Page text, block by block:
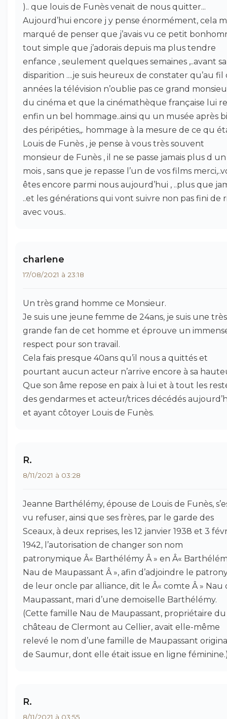
).. que louis de Funès venait de nous quitter...
Aujourd’hui encore j y pense énormément, cela
marqué de penser que j’avais vu ce petit
tout simple que j’adorais depuis ma plus tendre
enfance , seulement quelques semaines ,..avant sa
disparition ....je suis heureux de constater qu’au fil
années la télévision n’oublie pas ce grand
du cinéma et que la cinémathèque française lui
enfin un bel hommage..ainsi qu un musée après
des péripéties,,. hommage à la mesure de ce qu
Louis de Funès , je pense à vous très souvent
monsieur de Funès , il ne se passe jamais plus d un
mois , sans que je repasse l’un de vos films
êtes encore parmi nous aujourd’hui , ..plus que
..et les générations qui vont suivre non pas fini de
avec vous..
charlene
17/08/2021 à 23:18
Un très grand homme ce Monsieur.
Je suis une jeune femme de 24ans, je suis une très
grande fan de cet homme et éprouve un
respect pour son travail.
Cela fais presque 40ans qu’il nous a quittés et
pourtant aucun acteur n’arrive encore à sa
Que son âme repose en paix à lui et à tout les
des gendarmes et acteur/trices décédés
et ayant côtoyer Louis de Funès.
R.
8/11/2021 à 03:28
Jeanne Barthélémy, épouse de Louis de Funès,
vu refuser, ainsi que ses frères, par le garde des
Sceaux, à deux reprises, les 12 janvier 1938 et 3
1942, l’autorisation de changer son nom
patronymique Â« Barthélémy Â » en Â«
Nau de Maupassant Â », afin d’adjoindre le
de leur oncle par alliance, dit le Â« comte Â » Nau
Maupassant, mari d’une demoiselle Barthélémy.
(Cette famille Nau de Maupassant, propriétaire du
château de Clermont au Cellier, avait elle-même
relevé le nom d’une famille de Maupassant
de Saumur, dont elle était issue en ligne
R.
8/11/2021 à 03:55